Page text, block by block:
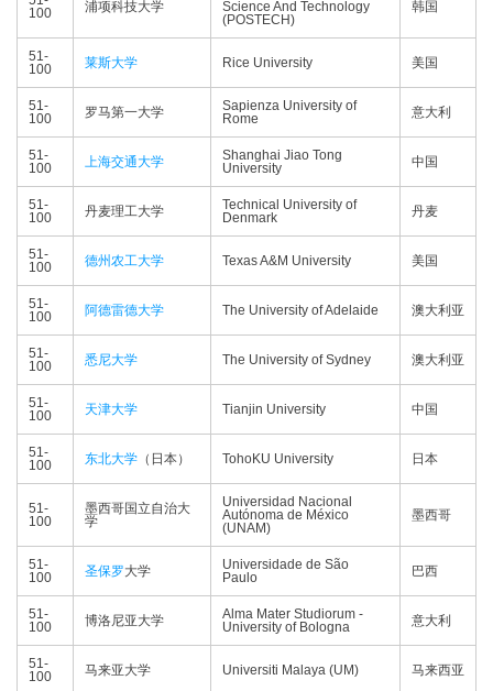
100
浦项科技大学
Science And Technology
(POSTECH)
韩国
51-
100
莱斯大学 Rice University 美国
51-
100
罗马第一大学
Sapienza University of
Rome
意大利
51-
100
上海交通大学
Shanghai Jiao Tong
University
中国
51-
100
丹麦理工大学
Technical University of
Denmark
丹麦
51-
100
德州农工大学 Texas A&M University 美国
51-
100
阿德雷德大学 The University of Adelaide 澳大利亚
51-
100
悉尼大学 The University of Sydney 澳大利亚
51-
100
天津大学 Tianjin University 中国
51-
100
东北大学 （日本） TohoKU University 日本
51-
100
墨西哥国立自治大
学
Universidad Nacional
Autónoma de México
(UNAM)
墨西哥
51-
100
圣保罗大学
Universidade de São
Paulo
巴西
51-
100
博洛尼亚大学
Alma Mater Studiorum -
University of Bologna
意大利
51-
100
马来亚大学 Universiti Malaya (UM) 马来西亚